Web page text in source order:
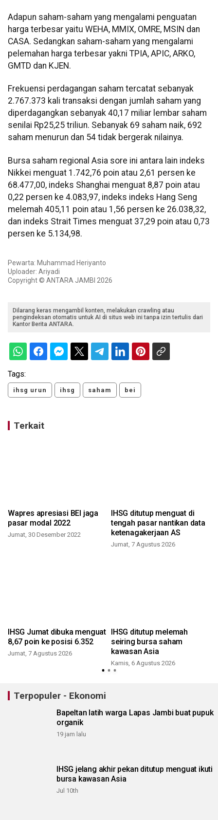
Adapun saham-saham yang mengalami penguatan
harga terbesar yaitu WEHA, MMIX, OMRE, MSIN dan
CASA. Sedangkan saham-saham yang mengalami
pelemahan harga terbesar yakni TPIA, APIC, ARKO,
GMTD dan KJEN.
Frekuensi perdagangan saham tercatat sebanyak
2.767.373 kali transaksi dengan jumlah saham yang
diperdagangkan sebanyak 40,17 miliar lembar saham
senilai Rp25,25 triliun. Sebanyak 69 saham naik, 692
saham menurun dan 54 tidak bergerak nilainya.
Bursa saham regional Asia sore ini antara lain indeks
Nikkei menguat 1.742,76 poin atau 2,61 persen ke
68.477,00, indeks Shanghai menguat 8,87 poin atau
0,22 persen ke 4.083,97, indeks indeks Hang Seng
melemah 405,11 poin atau 1,56 persen ke 26.038,32,
dan indeks Strait Times menguat 37,29 poin atau 0,73
persen ke 5.134,98.
Pewarta: Muhammad Heriyanto
Uploader: Ariyadi
Copyright © ANTARA JAMBI 2026
Dilarang keras mengambil konten, melakukan crawling atau
pengindeksan otomatis untuk AI di situs web ini tanpa izin tertulis dari
Kantor Berita ANTARA.
Tags:
ihsg urun ihsg saham bei
Terkait
Wapres apresiasi BEI jaga
pasar modal 2022
Jumat, 30 Desember 2022
IHSG ditutup menguat di
tengah pasar nantikan data
ketenagakerjaan AS
Jumat, 7 Agustus 2026
IHSG Jumat dibuka menguat
8,67 poin ke posisi 6.352
Jumat, 7 Agustus 2026
IHSG ditutup melemah
seiring bursa saham
kawasan Asia
Kamis, 6 Agustus 2026
Terpopuler - Ekonomi
Bapeltan latih warga Lapas Jambi buat pupuk
organik
19 jam lalu
IHSG jelang akhir pekan ditutup menguat ikuti
bursa kawasan Asia
Jul 10th